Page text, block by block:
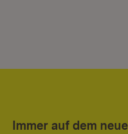
Immer auf dem